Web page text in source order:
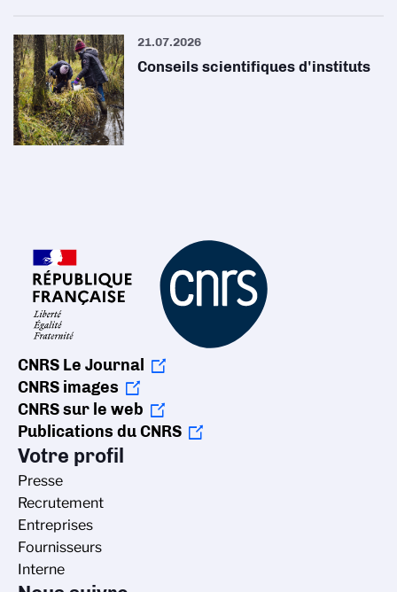
21.07.2026
Conseils scientifiques d'instituts
CNRS Le Journal
CNRS images
CNRS sur le web
Publications du CNRS
Votre profil
Presse
Recrutement
Entreprises
Fournisseurs
Interne